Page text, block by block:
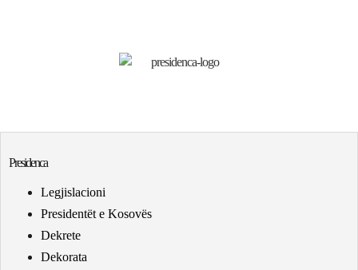
Presidenca
Legjislacioni
Presidentët e Kosovës
Dekrete
Dekorata